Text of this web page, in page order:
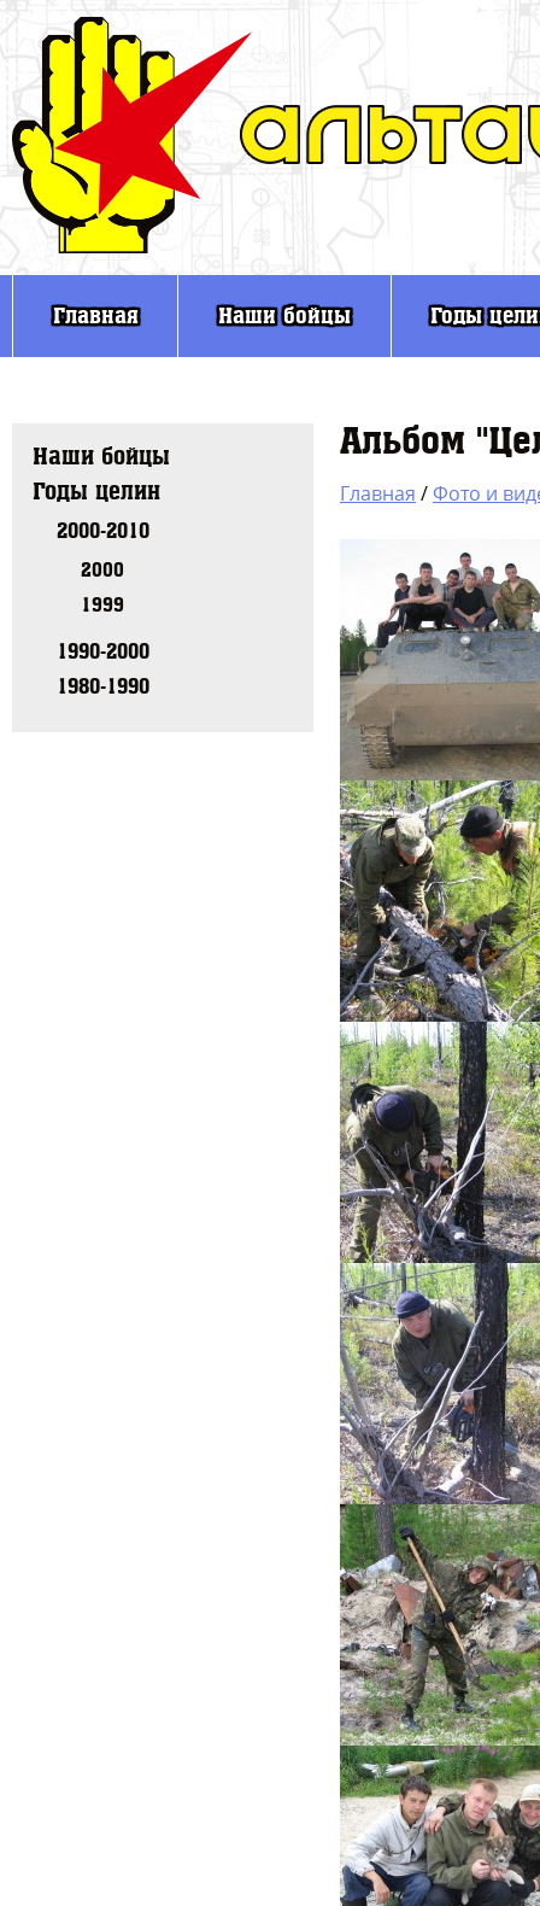
Главная Наши бойцы Годы
Наши бойцы
Годы целин
2000-2010
2000
1999
1990-2000
1980-1990
Альбом
Главная / Фото и